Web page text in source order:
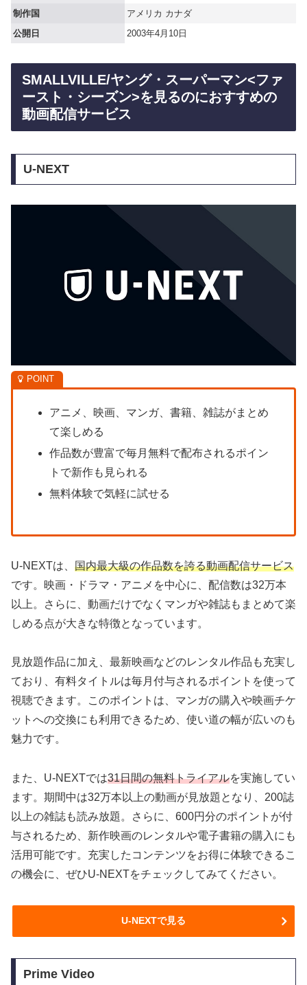
制作国
アメリカ カナダ
公開日
2003年4月10日
SMALLVILLE/ヤング・スーパーマン<ファ
ースト・シーズン>を見るのにおすすめの
動画配信サービス
U-NEXT
アニメ、映画、マンガ、書籍、雑誌がまとめ
て楽しめる
作品数が豊富で毎月無料で配布されるポイン
トで新作も見られる
無料体験で気軽に試せる
U-NEXTは、 国内最大級の作品数を誇る動画配信サービス
です。映画・ドラマ・アニメを中心に、配信数は32万本
以上。さらに、動画だけでなくマンガや雑誌もまとめて楽
しめる点が大きな特徴となっています。
見放題作品に加え、最新映画などのレンタル作品も充実し
ており、有料タイトルは毎月付与されるポイントを使って
視聴できます。このポイントは、マンガの購入や映画チケ
ットへの交換にも利用できるため、使い道の幅が広いのも
魅力です。
また、U-NEXTでは31日間の無料トライアルを実施してい
ます。期間中は32万本以上の動画が見放題となり、200誌
以上の雑誌も読み放題。さらに、600円分のポイントが付
与されるため、新作映画のレンタルや電子書籍の購入にも
活用可能です。充実したコンテンツをお得に体験できるこ
の機会に、ぜひU-NEXTをチェックしてみてください。
U-NEXTで見る
Prime Video